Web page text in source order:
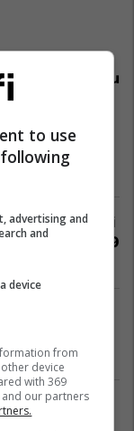
Reklamo këtu
produktet
- shtëpi
në shitje #15009
trajnimin
to use
advertising and
and
device
from
device
with 369
and our partners